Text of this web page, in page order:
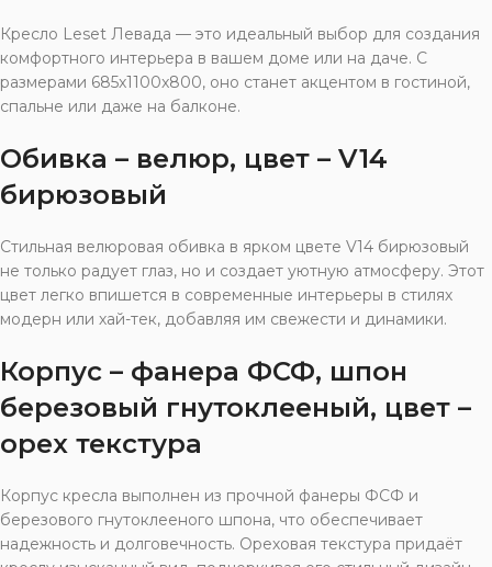
Кресло Leset Левада — это идеальный выбор для создания
комфортного интерьера в вашем доме или на даче. С
размерами 685x1100x800, оно станет акцентом в гостиной,
спальне или даже на балконе.
Обивка – велюр, цвет – V14
бирюзовый
Стильная велюровая обивка в ярком цвете V14 бирюзовый
не только радует глаз, но и создает уютную атмосферу. Этот
цвет легко впишется в современные интерьеры в стилях
модерн или хай-тек, добавляя им свежести и динамики.
Корпус – фанера ФСФ, шпон
березовый гнутоклееный, цвет –
орех текстура
Корпус кресла выполнен из прочной фанеры ФСФ и
березового гнутоклееного шпона, что обеспечивает
надежность и долговечность. Ореховая текстура придаёт